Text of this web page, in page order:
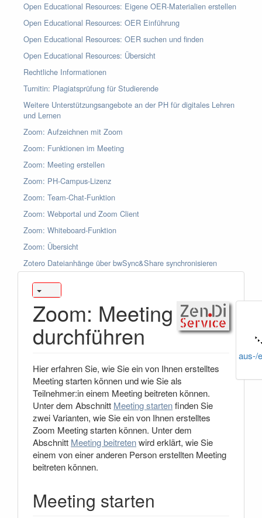
Open Educational Resources: Eigene OER-Materialien erstellen
Open Educational Resources: OER Einführung
Open Educational Resources: OER suchen und finden
Open Educational Resources: Übersicht
Rechtliche Informationen
Turnitin: Plagiatsprüfung für Studierende
Weitere Unterstützungsangebote an der PH für digitales Lehren
und Lernen
Zoom: Aufzeichnen mit Zoom
Zoom: Funktionen im Meeting
Zoom: Meeting erstellen
Zoom: PH-Campus-Lizenz
Zoom: Team-Chat-Funktion
Zoom: Webportal und Zoom Client
Zoom: Whiteboard-Funktion
Zoom: Übersicht
Zotero Dateianhänge über bwSync&Share synchronisieren
aus-/
Zoom: Meeting
durchführen
Hier erfahren Sie, wie Sie ein von Ihnen erstelltes
Meeting starten können und wie Sie als
Teilnehmer:in einem Meeting beitreten können.
Unter dem Abschnitt Meeting startenfinden Sie
zwei Varianten, wie Sie ein von Ihnen erstelltes
Zoom Meeting starten können. Unter dem
Abschnitt Meeting beitretenwird erklärt, wie Sie
einem von einer anderen Person erstellten Meeting
beitreten können.
Meeting starten